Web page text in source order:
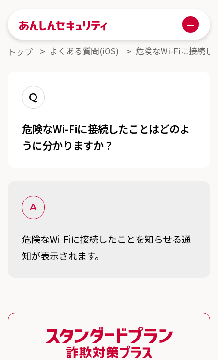
あんしんセキュリティ
Menu
よくある質問詳細
トップ よくある質問(iOS) 危険なWi-Fiに接続し
Q
危険なWi-Fiに接続したことはどのよ
うに分かりますか？
A
危険なWi-Fiに接続したことを知らせる通
知が表示されます。
スタンダードプラン 詐欺